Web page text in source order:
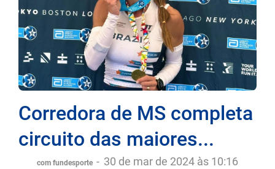
Corredora de MS completa
circuito das maiores...
com fundesporte - 30 de mar de 2024 às 10:16